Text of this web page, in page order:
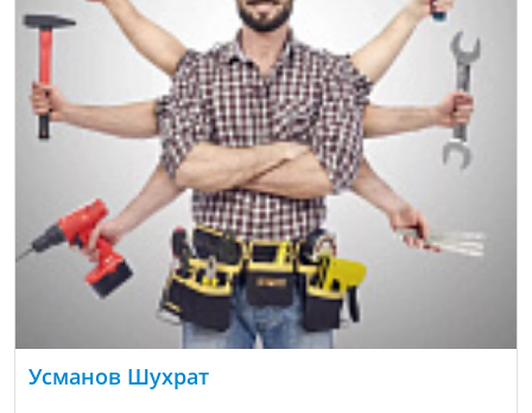
Усманов Шухрат